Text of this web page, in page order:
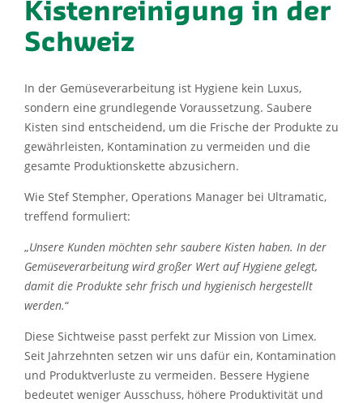
Kistenreinigung in der
Schweiz
In der Gemüseverarbeitung ist Hygiene kein Luxus,
sondern eine grundlegende Voraussetzung. Saubere
Kisten sind entscheidend, um die Frische der Produkte zu
gewährleisten, Kontamination zu vermeiden und die
gesamte Produktionskette abzusichern.
Wie Stef Stempher, Operations Manager bei Ultramatic,
treffend formuliert:
„Unsere Kunden möchten sehr saubere Kisten haben. In der
Gemüseverarbeitung wird großer Wert auf Hygiene gelegt,
damit die Produkte sehr frisch und hygienisch hergestellt
werden.“
Diese Sichtweise passt perfekt zur Mission von Limex.
Seit Jahrzehnten setzen wir uns dafür ein, Kontamination
und Produktverluste zu vermeiden. Bessere Hygiene
bedeutet weniger Ausschuss, höhere Produktivität und